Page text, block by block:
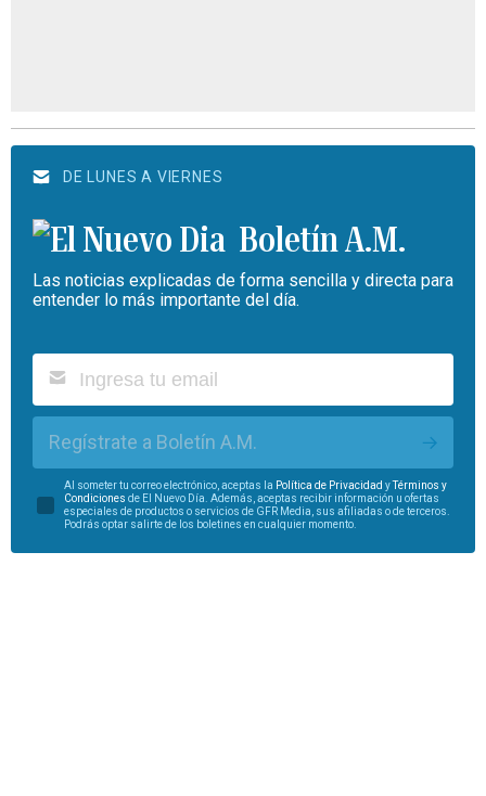
DE LUNES A VIERNES
Boletín A.M.
Las noticias explicadas de forma sencilla y directa para
entender lo más importante del día.
Regístrate a Boletín A.M.
Al someter tu correo electrónico, aceptas la Política de Privacidad yTérminos y
Condiciones de El Nuevo Día. Además, aceptas recibir información u ofertas
especiales de productos o servicios de GFR Media, sus afiliadas o de terceros.
Podrás optar salirte de los boletines en cualquier momento.